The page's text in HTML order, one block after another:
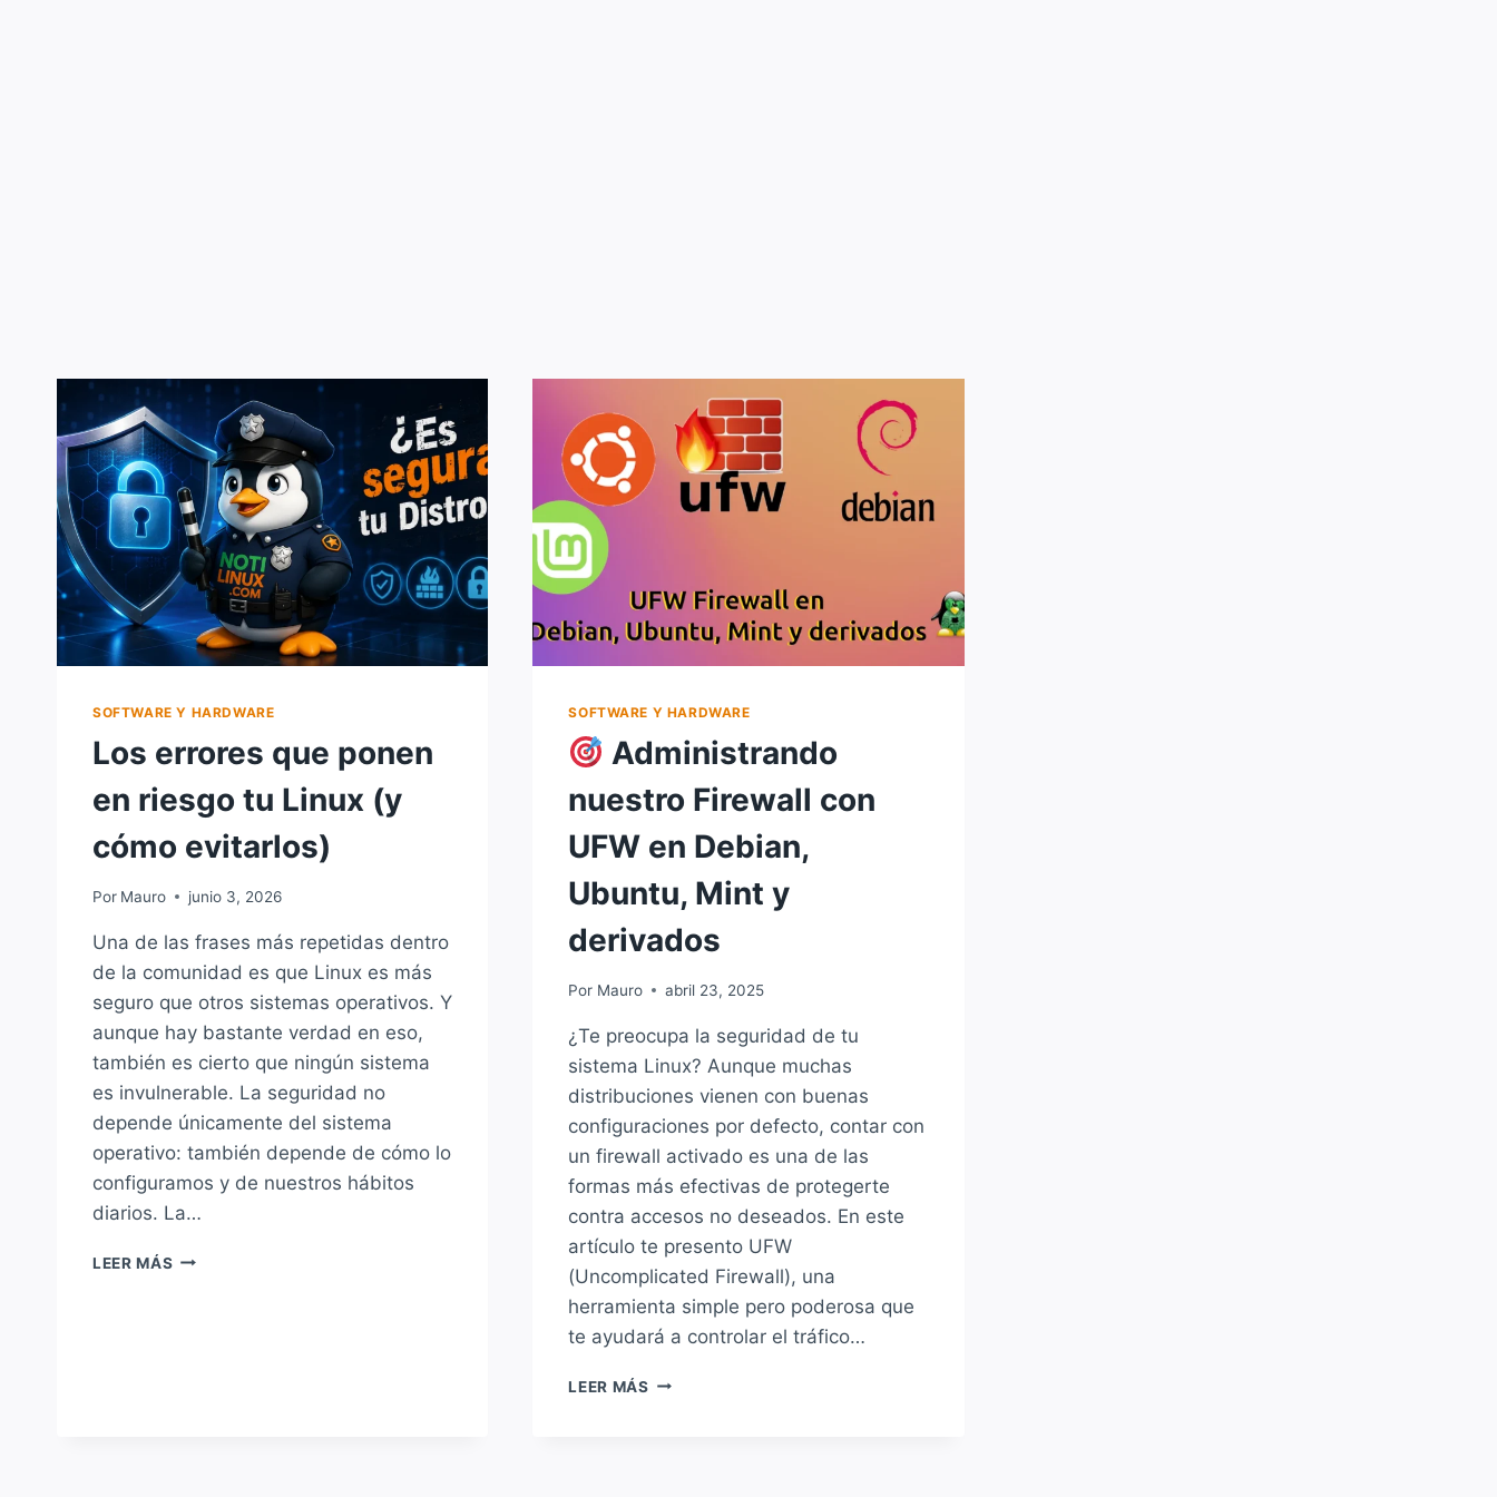
SOFTWARE Y HARDWARE
Los errores que ponen
en riesgo tu Linux (y
cómo evitarlos)
Por Mauro junio 3, 2026
Una de las frases más repetidas dentro
de la comunidad es que Linux es más
seguro que otros sistemas operativos. Y
aunque hay bastante verdad en eso,
también es cierto que ningún sistema
es invulnerable. La seguridad no
depende únicamente del sistema
operativo: también depende de cómo lo
configuramos y de nuestros hábitos
diarios. La…
LEER MÁS LOS
SOFTWARE Y HARDWARE
Administrando
nuestro Firewall con
UFW en Debian,
Ubuntu, Mint y
derivados
Por Mauro abril 23, 2025
¿Te preocupa la seguridad de tu
sistema Linux? Aunque muchas
distribuciones vienen con buenas
configuraciones por defecto, contar con
un firewall activado es una de las
formas más efectivas de protegerte
contra accesos no deseados. En este
artículo te presento UFW
(Uncomplicated Firewall), una
herramienta simple pero poderosa que
te ayudará a controlar el tráfico…
LEER MÁS